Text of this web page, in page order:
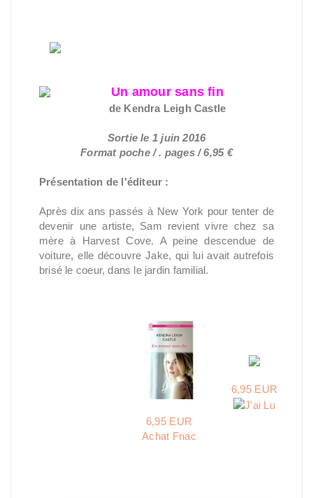
Un amour sans fin
de Kendra LeighCastle
Sortie le 1 juin 2016
Format poche / . pages / 6,95 €
Présentation de l'éditeur :
Après dix ans passés à New York pour tenter de
devenir une artiste, Sam revient vivre chez sa
mère à Harvest Cove. A peine descendue de
voiture, elle découvre Jake, qui lui avait autrefois
brisé le coeur, dans le jardin familial.
6,95 EUR
Achat Fnac
6,95 EUR